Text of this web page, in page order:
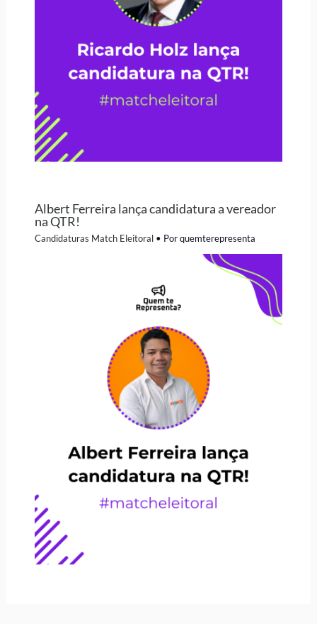
Albert Ferreira lança candidatura a vereador
na QTR!
Candidaturas Match Eleitoral• Porquemterepresenta